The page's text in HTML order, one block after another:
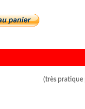
(très pratique